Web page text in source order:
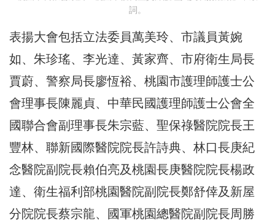
詞。
表揚大會包括立法委員萬美玲、市議員黃婉
如、朱珍瑤、李光達、黃家齊、市府衛生局長
賈蔚、警察局長廖恆裕、桃園市護理師護士公
會理事長陳麗貞、中華民國護理師護士公會全
國聯合會副理事長朱宗藍、聖保祿醫院院長王
豐林、聯新國際醫院院長許詩典、林口長庚紀
念醫院副院長賴伯亮及桃園長庚醫院院長楊政
達、衛生福利部桃園醫院副院長鄭舒倖及新屋
分院院長蔡宗龍、國軍桃園總醫院副院長周勝